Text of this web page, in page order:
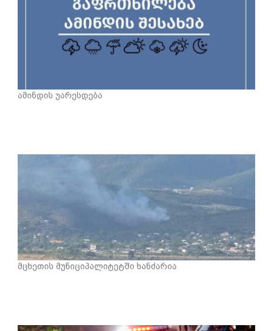
ამინდის უარესდება
მცხეთის მუნიციპალიტეტში ხანძარია